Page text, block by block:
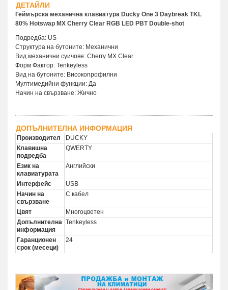
ДЕТАЙЛИ
Геймърска механична клавиатура Ducky One 3 Daybreak TKL
80% Hotswap MX Cherry Clear RGB LED PBT Double-shot
Подредба: US
Структура на бутоните: Механични
Вид механични суичове: Cherry MX Clear
Форм Фактор: Tenkeyless
Вид на бутоните: Високопрофилни
Мултимедийни функции: Да
Начин на свързване: Жично
ДОПЪЛНИТЕЛНА ИНФОРМАЦИЯ
Производител
DUCKY
Клавишна
подредба
QWERTY
Език на
клавиатурата
Английски
Интерфейс
USB
Начин на
свързване
С кабел
Цвят
Многоцветен
Допълнителна
информация
Tenkeyless
Гаранционен
срок (месеци)
24